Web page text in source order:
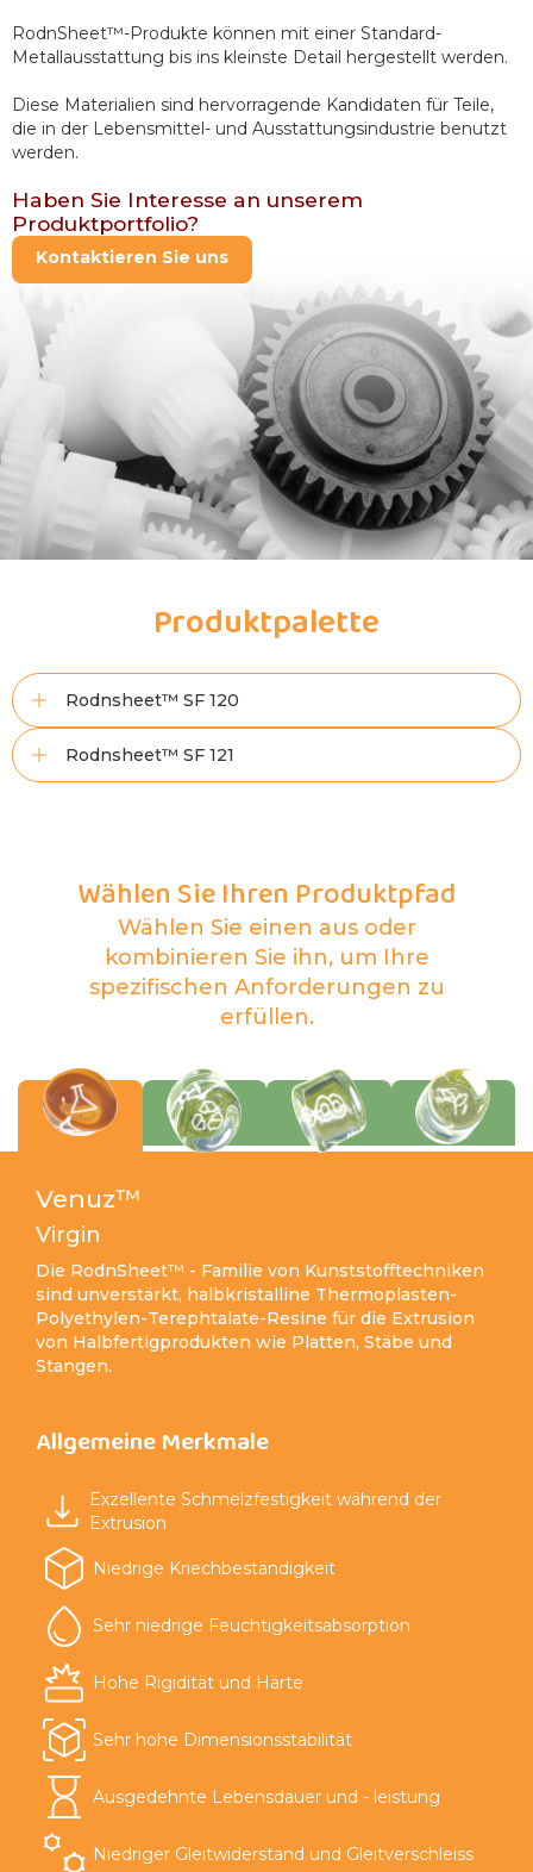
RodnSheet™-Produkte können mit einer Standard-
Metallausstattung bis ins kleinste Detail hergestellt werden.
Diese Materialien sind hervorragende Kandidaten für Teile,
die in der Lebensmittel- und Ausstattungsindustrie benutzt
werden.
Haben Sie Interesse an unserem
Produktportfolio?
Kontaktieren Sie uns
Produktpalette
Rodnsheet™ SF 120
Rodnsheet™ SF 121
Wählen Sie Ihren Produktpfad
Wählen Sie einen aus oder
kombinieren Sie ihn, um Ihre
spezifischen Anforderungen zu
erfüllen.
Venuz™
Virgin
Die RodnSheet™ - Familie von Kunststofftechniken
sind unverstärkt, halbkristalline Thermoplasten-
Polyethylen-Terephtalate-Resine für die Extrusion
von Halbfertigprodukten wie Platten, Stäbe und
Stangen.
Allgemeine Merkmale
Exzellente Schmelzfestigkeit während der
Extrusion
Niedrige Kriechbeständigkeit
Sehr niedrige Feuchtigkeitsabsorption
Hohe Rigidität und Härte
Sehr hohe Dimensionsstabilität
Ausgedehnte Lebensdauer und - leistung
Niedriger Gleitwiderstand und Gleitverschleiss